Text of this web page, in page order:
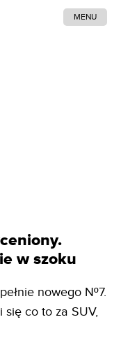
MENU
w szoku
nowego Nº7.
co to za SUV,